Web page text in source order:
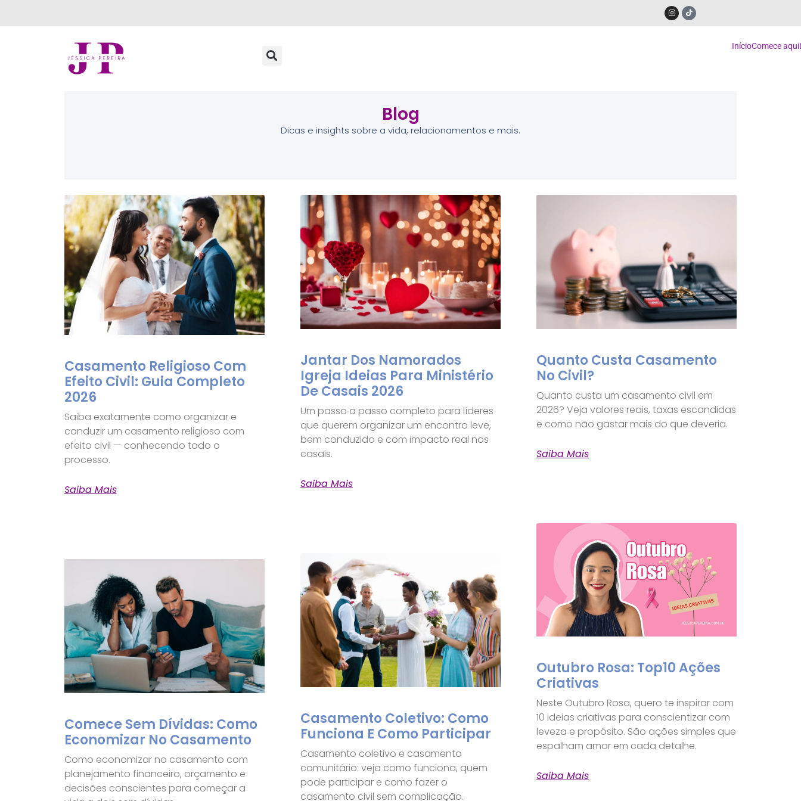
InícioComece aqui
Blog
Dicas e insights sobre a vida, relacionamentos e mais.
Casamento Religioso Com
Efeito Civil: Guia Completo
2026
Saiba exatamente como organizar e
conduzir um casamento religioso com
efeito civil — conhecendo todo o
processo.
Saiba Mais
Jantar Dos Namorados
Igreja Ideias Para Ministério
De Casais 2026
Um passo a passo completo para líderes
que querem organizar um encontro leve,
bem conduzido e com impacto real nos
casais.
Saiba Mais
Quanto Custa Casamento
No Civil?
Quanto custa um casamento civil em
2026? Veja valores reais, taxas escondidas
e como não gastar mais do que deveria.
Saiba Mais
Comece Sem Dívidas: Como
Economizar No Casamento
Como economizar no casamento com
planejamento financeiro, orçamento e
decisões conscientes para começar a
Casamento Coletivo: Como
Funciona E Como Participar
Casamento coletivo e casamento
comunitário: veja como funciona, quem
pode participar e como fazer o
casamento civil sem complicação.
Outubro Rosa: Top10 Ações
Criativas
Neste Outubro Rosa, quero te inspirar com
10 ideias criativas para conscientizar com
leveza e propósito. São ações simples que
espalham amor em cada detalhe.
Saiba Mais